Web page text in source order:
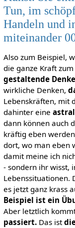
Tun, im
Handeln und
miteinander
Also zum Beispiel,
die ganze Kraft
gestaltende
wirkliche Denken,
Lebenskräften, mit
dahinter eine
dann können auch
kräftig eben
dort, wo man eben
damit meine ich
- sondern ihr wisst,
Lebenssituationen.
es jetzt ganz krass
Beispiel ist ein
Aber letztlich
passiert.Das ist